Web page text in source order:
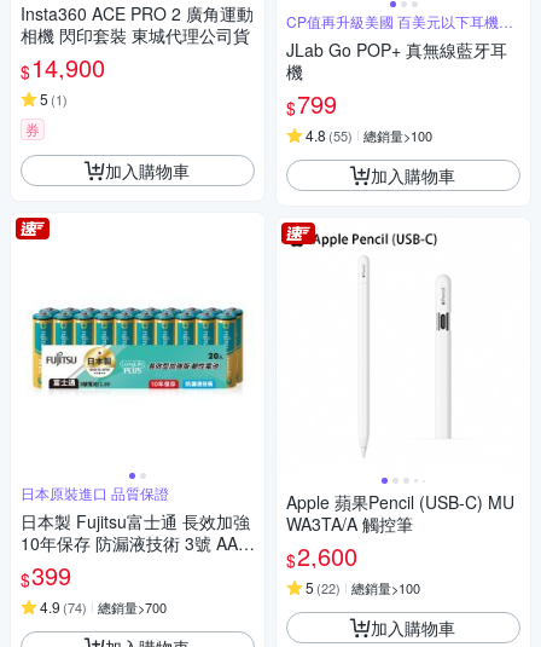
Insta360 ACE PRO 2 廣角運動
相機 閃印套裝 東城代理公司貨
$14,900
5 (1)
券
加入購物車
日本原裝進口 品質保證
日本製 Fujitsu富士通 長效加強
10年保存 防漏液技術 3號 AA /
4號 AAA 鹼性電池(精裝版20入
裝)
$399
4.9 (74) 總銷量>700
CP值再升級美國 百美元以下耳機銷
售冠軍
JLab Go POP+ 真無線藍牙耳
機
$799
4.8 (55) 總銷量>100
加入購物車
Apple 蘋果Pencil (USB-C) MU
WA3TA/A 觸控筆
$2,600
5 (22) 總銷量>100
加入購物車